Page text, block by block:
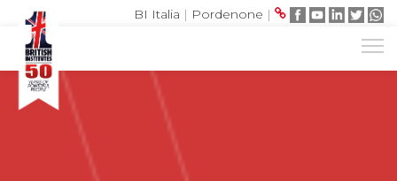
BI Italia | Pordenone |